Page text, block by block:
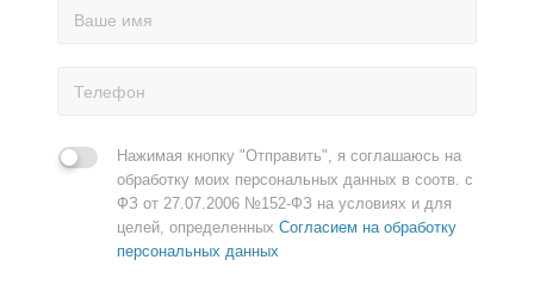
Нажимая кнопку "Отправить", я соглашаюсь на
обработку моих персональных данных в соотв. с
ФЗ от 27.07.2006 №152-ФЗ на условиях и для
целей, определенных Согласием на обработку
персональных данных